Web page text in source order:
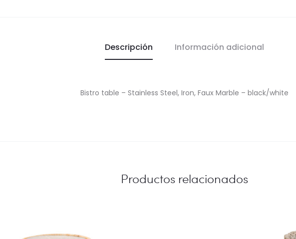
Descripción Información adicional
Bistro table – Stainless Steel, Iron, Faux Marble – black/white
Productos relacionados